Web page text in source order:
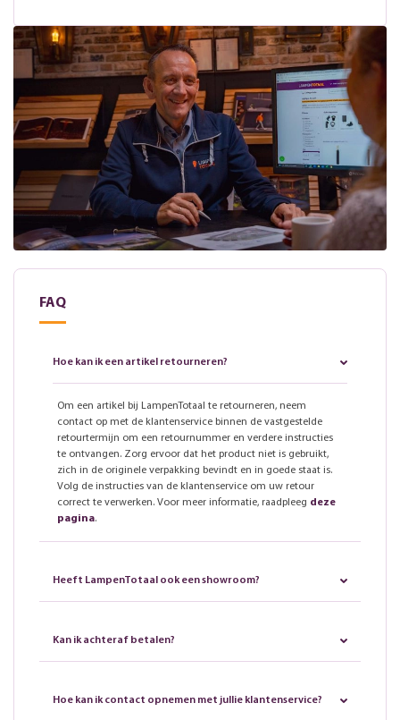
FAQ
Hoe kan ik een artikel retourneren?
Om een artikel bij LampenTotaal te retourneren, neem
contact op met de klantenservice binnen de vastgestelde
retourtermijn om een retournummer en verdere instructies
te ontvangen. Zorg ervoor dat het product niet is gebruikt,
zich in de originele verpakking bevindt en in goede staat is.
Volg de instructies van de klantenservice om uw retour
correct te verwerken. Voor meer informatie, raadpleeg deze
pagina.
Heeft LampenTotaal ook een showroom?
Kan ik achteraf betalen?
Hoe kan ik contact opnemen met jullie klantenservice?